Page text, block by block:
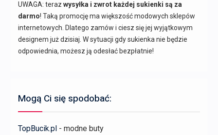
UWAGA: teraz wysyłka i zwrot każdej sukienki są za
darmo! Taką promocję ma większość modowych sklepów
internetowych. Dlatego zamów i ciesz się jej wyjątkowym
designem już dzisiaj. W sytuacji gdy sukienka nie będzie
odpowiednia, możesz ją odesłać bezpłatnie!
Mogą Ci się spodobać:
TopBucik.pl- modne buty